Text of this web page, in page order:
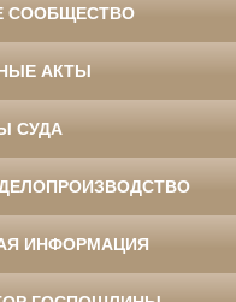
СООБЩЕСТВО
АКТЫ
СУДА
ИНФОРМАЦИЯ